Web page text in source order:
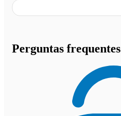
Perguntas frequentes